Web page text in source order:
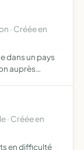
· Créée en
dans un pays
auprès
· Créée en
en difficulté